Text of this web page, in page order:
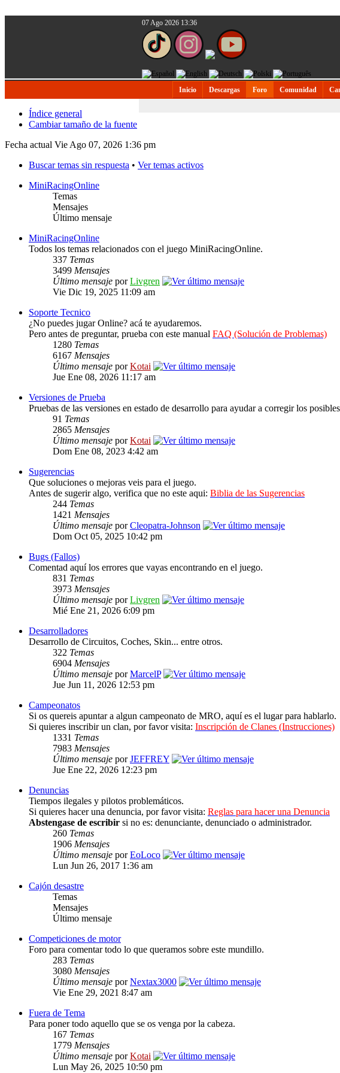
07 Ago 2026 13:36
Inicio Descargas Foro Comunidad
Índice general
Cambiar tamaño de la fuente
Fecha actual Vie Ago 07, 2026 1:36 pm
Buscar temas sin respuesta • Ver temas activos
MiniRacingOnline
Temas
Mensajes
Último mensaje
MiniRacingOnline
Todos los temas relacionados con el juego MiniRacingOnline.
337 Temas
3499 Mensajes
Último mensaje porLivgren
Vie Dic 19, 2025 11:09 am
Soporte Tecnico
¿No puedes jugar Online? acá te ayudaremos.
Pero antes de preguntar, prueba con este manual FAQ (Solución de Problemas)
1280 Temas
6167 Mensajes
Último mensaje porKotai
Jue Ene 08, 2026 11:17 am
Versiones de Prueba
Pruebas de las versiones en estado de desarrollo para ayudar a corregir los
91 Temas
2865 Mensajes
Último mensaje porKotai
Dom Ene 08, 2023 4:42 am
Sugerencias
Que soluciones o mejoras veis para el juego.
Antes de sugerir algo, verifica que no este aqui: Biblia de las Sugerencias
244 Temas
1421 Mensajes
Último mensaje porCleopatra-Johnson
Dom Oct 05, 2025 10:42 pm
Bugs (Fallos)
Comentad aquí los errores que vayas encontrando en el juego.
831 Temas
3973 Mensajes
Último mensaje porLivgren
Mié Ene 21, 2026 6:09 pm
Desarrolladores
Desarrollo de Circuitos, Coches, Skin... entre otros.
322 Temas
6904 Mensajes
Último mensaje porMarcelP
Jue Jun 11, 2026 12:53 pm
Campeonatos
Si os quereis apuntar a algun campeonato de MRO, aquí es el lugar para hablarlo.
Si quieres inscribir un clan, por favor visita: Inscripción de Clanes (Instrucciones)
1331 Temas
7983 Mensajes
Último mensaje porJEFFREY
Jue Ene 22, 2026 12:23 pm
Denuncias
Tiempos ilegales y pilotos problemáticos.
Si quieres hacer una denuncia, por favor visita: Reglas para hacer una Denuncia
Abstengase de escribir si no es: denunciante, denunciado o administrador.
260 Temas
1906 Mensajes
Último mensaje porEoLoco
Lun Jun 26, 2017 1:36 am
Cajón desastre
Temas
Mensajes
Último mensaje
Competiciones de motor
Foro para comentar todo lo que queramos sobre este mundillo.
283 Temas
3080 Mensajes
Último mensaje porNextax3000
Vie Ene 29, 2021 8:47 am
Fuera de Tema
Para poner todo aquello que se os venga por la cabeza.
167 Temas
1779 Mensajes
Último mensaje porKotai
Lun May 26, 2025 10:50 pm